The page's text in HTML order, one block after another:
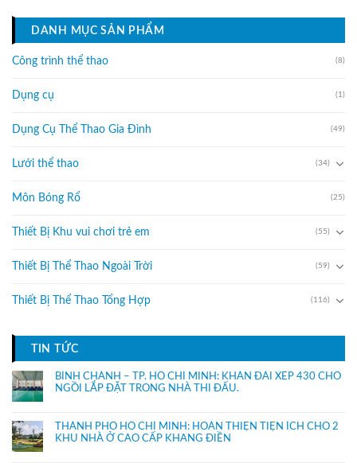
DANH MỤC SẢN PHẨM
Công trình thể thao (8)
Dụng cụ (1)
Dụng Cụ Thể Thao Gia Đình (49)
Lưới thể thao (34)
Môn Bóng Rổ (25)
Thiết Bị Khu vui chơi trẻ em (55)
Thiết Bị Thể Thao Ngoài Trời (59)
Thiết Bị Thể Thao Tổng Hợp (116)
TIN TỨC
BÌNH CHÁNH – TP. HỒ CHÍ MINH: KHÁN ĐÀI XẾP 430 CHỔ
NGỒI LẮP ĐẶT TRONG NHÀ THI ĐẤU.
THÀNH PHỐ HỒ CHÍ MINH: HOÀN THIỆN TIỆN ÍCH CHO 2
KHU NHÀ Ở CAO CẤP KHANG ĐIỀN